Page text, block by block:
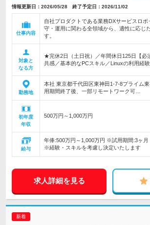
情報更新日：2026/05/28 終了予定日：2026/11/02
仕事内容
自社プロダクトである業務DXサービスロボ
守・運用に関わる全領域から、適性に応じ
す。
対象と
なる方
★完休2日（土日祝）／年間休日125日【必
共感／基本的なPCスキル／Linuxの利用経験
勤務地
本社 東京都千代田区東神田1-7-8プライム
用期間終了後、一部リモートワーク可…
初年度
年収
500万円～1,000万円
給与
年俸:500万円～1,000万円 ※試用期間:3ヶ月
※経験・スキルを考慮し決定いたします
求人詳細を見る